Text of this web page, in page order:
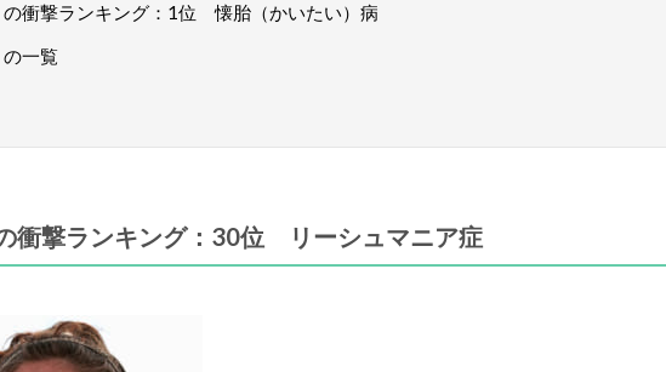
の衝撃ランキング：1位 懐胎（かいたい）病
一覧
衝撃ランキング：30位 リーシュマニア症